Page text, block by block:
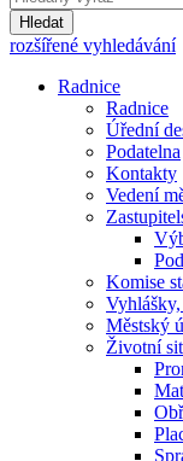
Hledat
rozšířené vyhledávání
Radnice
Radnice
Úřední
Podatelna
Kontakty
Vedení
Komise
Vyhlášky,
Městský
Životní